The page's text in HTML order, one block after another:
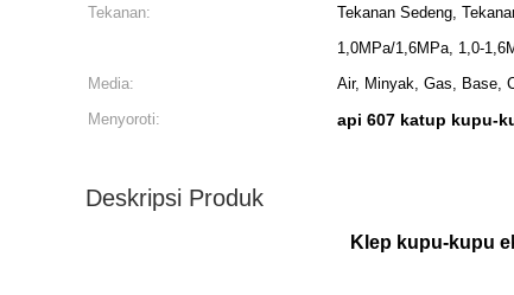
Tekanan:
Tekanan Sedeng,
1,0MPa/1,6MPa, 1,0-
Media: Air, Minyak, Gas, Base,
Menyoroti:
api 607 katup kupu-
Deskripsi Produk
Klep kupu-kupu